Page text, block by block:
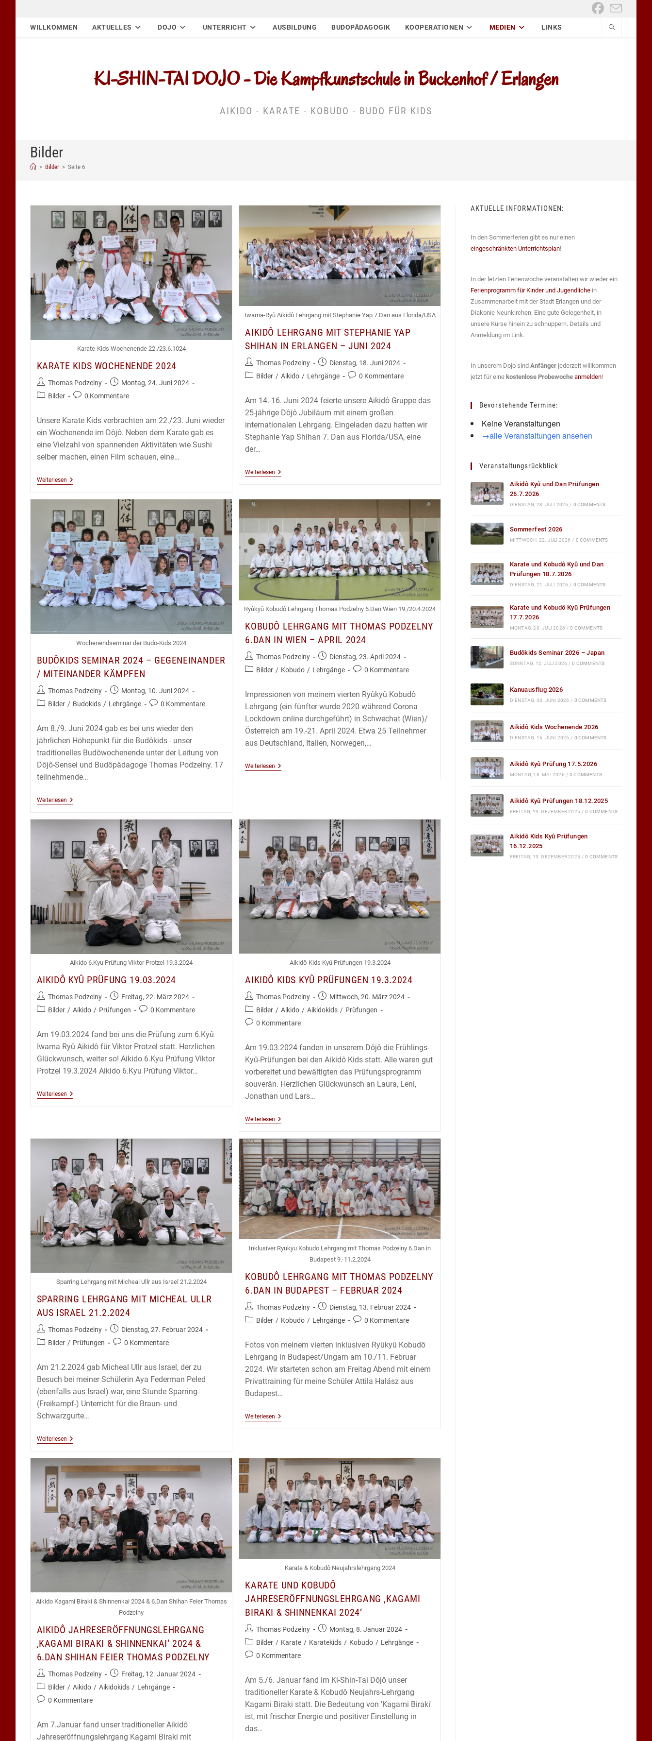
WILLKOMMEN AKTUELLES DOJO UNTERRICHT AUSBILDUNG BUDOPÄDAGOGIK KOOPERATIONEN MEDIEN LINKS
KI-SHIN-TAI DOJO - Die Kampfkunstschule in Buckenhof / Erlangen
AIKIDO - KARATE - KOBUDO - BUDO FÜR KIDS
Bilder
> Bilder > Seite 6
Karate-Kids Wochenende 22./23.6.1024
KARATE KIDS WOCHENENDE 2024
Beitrags-
Autor:
Thomas Podzelny
Beitrag
veröffentlicht:
Montag, 24. Juni 2024
Beitrags-
Bilder
Beitrags-
0 Kommentare
Unsere Karate Kids verbrachten am 22./23. Juni wieder
ein Wochenende im Dôjô. Neben dem Karate gab es
eine Vielzahl von spannenden Aktivitäten wie Sushi
selber machen, einen Film schauen, eine…
WeiterlesenKarate
Iwama-Ryû Aikidô Lehrgang mit Stephanie Yap 7.Dan aus Florida/USA
AIKIDÔ LEHRGANG MIT STEPHANIE YAP
SHIHAN IN ERLANGEN – JUNI 2024
Beitrags-
Autor:
Thomas Podzelny
Beitrag
veröffentlicht:
Dienstag, 18. Juni 2024
Beitrags-
Bilder / Aikido / Lehrgänge
Beitrags-
0 Kommentare
Am 14.-16. Juni 2024 feierte unsere Aikidô Gruppe das
25-jährige Dôjô Jubiläum mit einem großen
internationalen Lehrgang. Eingeladen dazu hatten wir
Stephanie Yap Shihan 7. Dan aus Florida/USA, eine
der…
Weiterlesen Aikidô
In
Erlangen
–
Juni
2024
Wochenendseminar der Budo-Kids 2024
BUDÔKIDS SEMINAR 2024 – GEGENEINANDER
/ MITEINANDER KÄMPFEN
Beitrags-
Autor:
Thomas Podzelny
Beitrag
veröffentlicht:
Montag, 10. Juni 2024
Beitrags-
Bilder / Budokids / Lehrgänge
Beitrags-
0 Kommentare
Am 8./9. Juni 2024 gab es bei uns wieder den
jährlichen Höhepunkt für die Budôkids - unser
traditionelles Budôwochenende unter der Leitung von
Dôjô-Sensei und Budôpädagoge Thomas Podzelny. 17
teilnehmende…
WeiterlesenBudôkids
GEGENeinander
MITeinander
Kämpfen
Ryûkyû Kobudô Lehrgang Thomas Podzelny 6.Dan Wien 19./20.4.2024
KOBUDÔ LEHRGANG MIT THOMAS PODZELNY
6.DAN IN WIEN – APRIL 2024
Beitrags-
Autor:
Thomas Podzelny
Beitrag
veröffentlicht:
Dienstag, 23. April 2024
Beitrags-
Bilder / Kobudo / Lehrgänge
Beitrags-
0 Kommentare
Impressionen von meinem vierten Ryûkyû Kobudô
Lehrgang (ein fünfter wurde 2020 während Corona
Lockdown online durchgeführt) in Schwechat (Wien)/
Österreich am 19.-21. April 2024. Etwa 25 Teilnehmer
aus Deutschland, Italien, Norwegen,…
Weiterlesen Kobudô
Wien
April
2024
Aikido 6.Kyu Prüfung Viktor Protzel 19.3.2024
AIKIDÔ KYÛ PRÜFUNG 19.03.2024
Beitrags-
Autor:
Thomas Podzelny
Beitrag
veröffentlicht:
Freitag, 22. März 2024
Beitrags-
Bilder / Aikido / Prüfungen
Beitrags-
0 Kommentare
Am 19.03.2024 fand bei uns die Prüfung zum 6.Kyû
Iwama Ryû Aikidô für Viktor Protzel statt. Herzlichen
Glückwunsch, weiter so! Aikido 6.Kyu Prüfung Viktor
Protzel 19.3.2024 Aikido 6.Kyu Prüfung Viktor…
WeiterlesenAikidô
Aikidô-Kids Kyû Prüfungen 19.3.2024
AIKIDÔ KIDS KYÛ PRÜFUNGEN 19.3.2024
Beitrags-
Autor:
Thomas Podzelny
Beitrag
veröffentlicht:
Mittwoch, 20. März 2024
Beitrags-
Kategorie:
Bilder / Aikido / Aikidokids / Prüfungen
Beitrags-
0 Kommentare
Am 19.03.2024 fanden in unserem Dôjô die Frühlings-
Kyû-Prüfungen bei den Aikidô Kids statt. Alle waren gut
vorbereitet und bewältigten das Prüfungsprogramm
souverän. Herzlichen Glückwunsch an Laura, Leni,
Jonathan und Lars…
Weiterlesen Aikidô
Prüfungen
19.3.2024
Sparring Lehrgang mit Micheal Ullr aus Israel 21.2.2024
SPARRING LEHRGANG MIT MICHEAL ULLR
AUS ISRAEL 21.2.2024
Beitrags-
Autor:
Thomas Podzelny
Beitrag
veröffentlicht:
Dienstag, 27. Februar 2024
Beitrags-
Bilder / Prüfungen
Beitrags-
0 Kommentare
Am 21.2.2024 gab Micheal Ullr aus Israel, der zu
Besuch bei meiner Schülerin Aya Federman Peled
(ebenfalls aus Israel) war, eine Stunde Sparring-
(Freikampf-) Unterricht für die Braun- und
Schwarzgurte…
WeiterlesenSparring
Ullr
Aus
21.2.2024
Inklusiver Ryukyu Kobudo Lehrgang mit Thomas Podzelny 6.Dan in
Budapest 9.-11.2.2024
KOBUDÔ LEHRGANG MIT THOMAS PODZELNY
6.DAN IN BUDAPEST – FEBRUAR 2024
Beitrags-
Autor:
Thomas Podzelny
Beitrag
veröffentlicht:
Dienstag, 13. Februar 2024
Beitrags-
Bilder / Kobudo / Lehrgänge
Beitrags-
0 Kommentare
Fotos von meinem vierten inklusiven Ryûkyû Kobudô
Lehrgang in Budapest/Ungarn am 10./11. Februar
2024. Wir starteten schon am Freitag Abend mit einem
Privattraining für meine Schüler Attila Halász aus
Budapest…
Weiterlesen Kobudô
In
Budapest
–
Februar
2024
Aikido Kagami Biraki & Shinnenkai 2024 & 6.Dan Shihan Feier Thomas
Podzelny
AIKIDÔ JAHRESERÖFFNUNGSLEHRGANG
‚KAGAMI BIRAKI & SHINNENKAI‘ 2024 &
6.DAN SHIHAN FEIER THOMAS PODZELNY
Beitrags-
Autor:
Thomas Podzelny
Beitrag
veröffentlicht:
Freitag, 12. Januar 2024
Beitrags-
Kategorie:
Bilder / Aikido / Aikidokids / Lehrgänge
Beitrags-
0 Kommentare
Am 7.Januar fand unser traditioneller Aikidô
Jahreseröffnungslehrgang Kagami Biraki mit
Karate & Kobudô Neujahrslehrgang 2024
KARATE UND KOBUDÔ
JAHRESERÖFFNUNGSLEHRGANG ‚KAGAMI
BIRAKI & SHINNENKAI 2024‘
Beitrags-
Autor:
Thomas Podzelny
Beitrag
veröffentlicht:
Montag, 8. Januar 2024
Beitrags-
Kategorie:
Bilder / Karate / Karatekids / Kobudo / Lehrgänge
Beitrags-
0 Kommentare
Am 5./6. Januar fand im Ki-Shin-Tai Dôjô unser
traditioneller Karate & Kobudô Neujahrs-Lehrgang
Kagami Biraki statt. Die Bedeutung von 'Kagami Biraki'
ist, mit frischer Energie und positiver Einstellung in
das…
AKTUELLE INFORMATIONEN:
In den Sommerferien gibt es nur einen
eingeschränkten Unterrichtsplan!
In der letzten Ferienwoche veranstalten wir wieder ein
Ferienprogramm für Kinder und Jugendliche in
Zusammenarbeit mit der Stadt Erlangen und der
Diakonie Neunkirchen. Eine gute Gelegenheit, in
unsere Kurse hinein zu schnuppern. Details und
Anmeldung im Link.
In unserem Dojo sindAnfänger jederzeit willkommen -
jetzt für eine kostenlose Probewocheanmelden!
Bevorstehende Termine:
Keine Veranstaltungen
→alle Veranstaltungen ansehen
Veranstaltungsrückblick
Aikidô Kyû und Dan Prüfungen
26.7.2026
DIENSTAG, 28. JULI 2026 / 0 COMMENTS
Sommerfest 2026
MITTWOCH, 22. JULI 2026 / 0 COMMENTS
Karate und Kobudô Kyû und Dan
Prüfungen 18.7.2026
DIENSTAG, 21. JULI 2026 / 0 COMMENTS
Karate und Kobudô Kyû Prüfungen
17.7.2026
MONTAG, 20. JULI 2026 / 0 COMMENTS
Budôkids Seminar 2026 – Japan
SONNTAG, 12. JULI 2026 / 0 COMMENTS
Kanuausflug 2026
DIENSTAG, 30. JUNI 2026 / 0 COMMENTS
Aikidô Kids Wochenende 2026
DIENSTAG, 16. JUNI 2026 / 0 COMMENTS
Aikidô Kyû Prüfung 17.5.2026
MONTAG, 18. MAI 2026 / 0 COMMENTS
Aikidô Kyû Prüfungen 18.12.2025
FREITAG, 19. DEZEMBER 2025 / 0 COMMENTS
Aikidô Kids Kyû Prüfungen
16.12.2025
FREITAG, 19. DEZEMBER 2025 / 0 COMMENTS